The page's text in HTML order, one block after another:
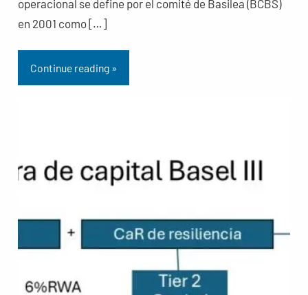
operacional se define por el comité de Basilea (BCBS)
en 2001 como […]
Continue reading »